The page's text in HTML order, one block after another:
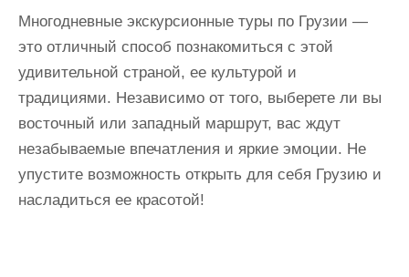
Многодневные экскурсионные туры по Грузии —
это отличный способ познакомиться с этой
удивительной страной, ее культурой и
традициями. Независимо от того, выберете ли вы
восточный или западный маршрут, вас ждут
незабываемые впечатления и яркие эмоции. Не
упустите возможность открыть для себя Грузию и
насладиться ее красотой!